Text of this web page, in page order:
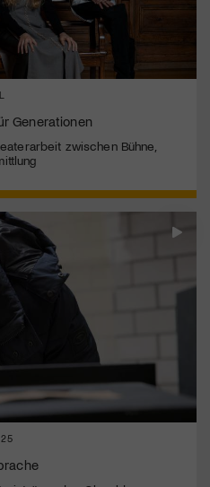
Generationen
zwischen Bühne,